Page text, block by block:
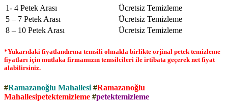
1- 4 Petek Arası
Ücretsiz Temizleme
5 – 7 Petek Arası
Ücretsiz Temizleme
8 – 10 Petek Arası
Ücretsiz Temizleme
*Yukarıdaki fiyatlandırma temsili olmakla birlikte orjinal petek temizleme
fiyatları için mutlaka firmamızın temsilcileri ile irtibata geçerek net fiyat
alabilirsiniz.
#Ramazanoğlu Mahallesi #Ramazanoğlu
Mahallesipetektemizleme #petektemizleme